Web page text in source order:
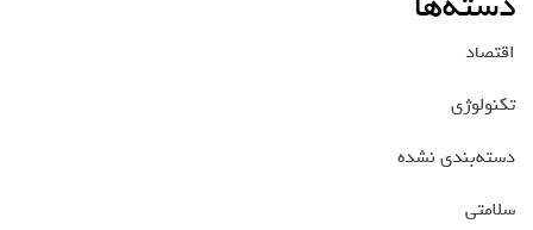
اقتصاد
تکنولوژی
دسته‌بندی نشده
سلامتی